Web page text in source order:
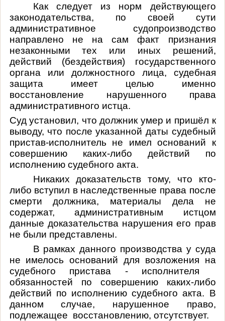
Как следует из норм действующего
законодательства, по своей сути
административное судопроизводство
направлено не на сам факт признания
незаконными тех или иных решений,
действий (бездействия) государственного
органа или должностного лица, судебная
защита имеет целью именно
восстановление нарушенного права
административного истца.
Суд установил, что должник умер и пришёл к
выводу, что после указанной даты судебный
пристав-исполнитель не имел оснований к
совершению каких-либо действий по
исполнению судебного акта.
Никаких доказательств тому, что кто-
либо вступил в наследственные права после
смерти должника, материалы дела не
содержат, административным истцом
данные доказательства нарушения его прав
не были представлены.
В рамках данного производства у суда
не имелось оснований для возложения на
судебного пристава - исполнителя
обязанностей по совершению каких-либо
действий по исполнению судебного акта. В
данном случае, нарушенное право,
подлежащее восстановлению, отсутствует.